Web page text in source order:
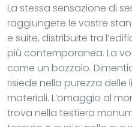
La stessa sensazione di
raggiungete le vostre
e suite, distribuite tra
più contemporanea. La
come un bozzolo.
risiede nella purezza
materiali. L’omaggio al
trova nella testiera